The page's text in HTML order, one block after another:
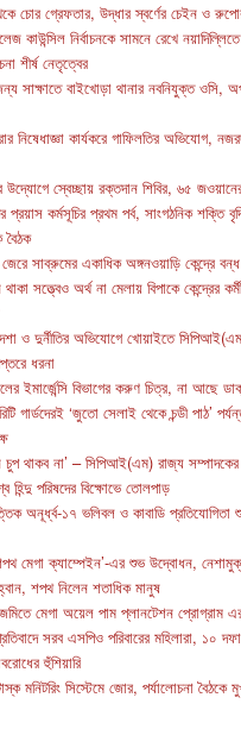
চোর গ্রেফতার, উদ্ধার স্বর্ণের চেইন ও
নির্বাচনকে সামনে রেখে নয়াদিল্লিতে
শীর্ষ নেতৃত্বের
সাক্ষাতে বাইখোড়া থানার নবনিযুক্ত ওসি,
নিষেধাজ্ঞা কার্যকরে গাফিলতির অভিযোগ,
উদ্যোগে স্বেচ্ছায় রক্তদান শিবির, ৬৫
প্রয়াস কর্মসূচির প্রথম পর্ব, সাংগঠনিক শক্তি
বৈঠক
সাব্রুমের একাধিক অঙ্গনওয়াড়ি কেন্দ্রে বন্ধ
সত্ত্বেও অর্থ না মেলায় বিপাকে কেন্দ্রের
ও দুর্নীতির অভিযোগে খোয়াইতে
ধরনা
ইমার্জেন্সি বিভাগের করুণ চিত্র, না আছে
গার্ডদেরই ‘জুতো সেলাই থেকে চন্ডী পাঠ’
চুপ থাকব না’ – সিপিআই(এম) রাজ্য
হিন্দু পরিষদের বিক্ষোভে তোলপাড়
অনূর্ধ্ব-১৭ ভলিবল ও কাবাডি
মেগা ক্যাম্পেইন’-এর শুভ উদ্বোধন,
শপথ নিলেন শতাধিক মানুষ
জমিতে মেগা অয়েল পাম প্লানটেশন প্রোগ্রাম
সরব এসপিও পরিবারের মহিলারা, ১০
হুঁশিয়ারি
মনিটরিং সিস্টেমে জোর, পর্যালোচনা বৈঠকে